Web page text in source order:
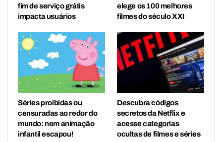
fim de serviço grátis
impacta usuários
elege os 100 melhores
filmes do século XXI
Séries proibidas ou
censuradas ao redor do
mundo: nem animação
infantil escapou!
Descubra códigos
secretos da Netflix e
acesse categorias
ocultas de filmes e séries